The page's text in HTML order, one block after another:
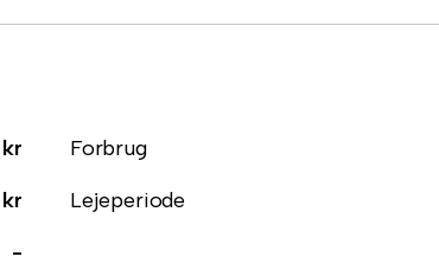
Forbrug
Lejeperiode
-